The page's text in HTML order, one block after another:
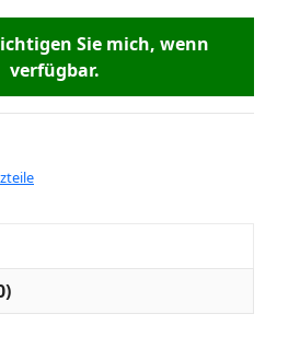
Sie mich, wenn
verfügbar.